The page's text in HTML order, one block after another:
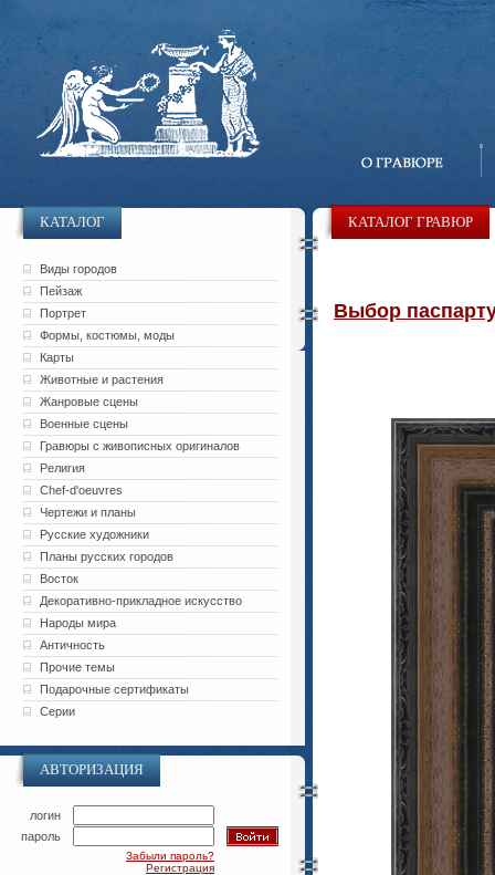
КАТАЛОГ
Виды городов
Пейзаж
Портрет
Формы, костюмы, моды
Карты
Животные и растения
Жанровые сцены
Военные сцены
Гравюры с живописных оригиналов
Религия
Chef-d'oeuvres
Чертежи и планы
Русские художники
Планы русских городов
Восток
Декоративно-прикладное искусство
Народы мира
Античность
Прочие темы
Подарочные сертификаты
Серии
АВТОРИЗАЦИЯ
логин
пароль
Забыли пароль?
Регистрация
КАТАЛОГ ГРАВЮР
Выбор